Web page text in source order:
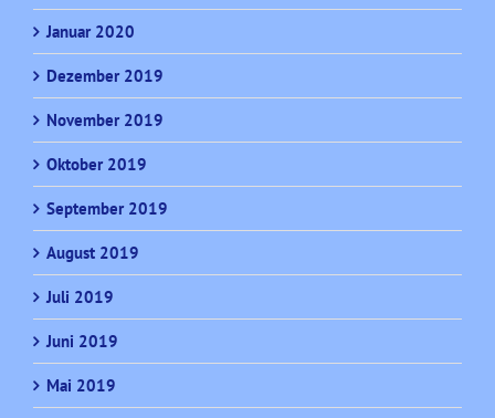
Januar 2020
Dezember 2019
November 2019
Oktober 2019
September 2019
August 2019
Juli 2019
Juni 2019
Mai 2019